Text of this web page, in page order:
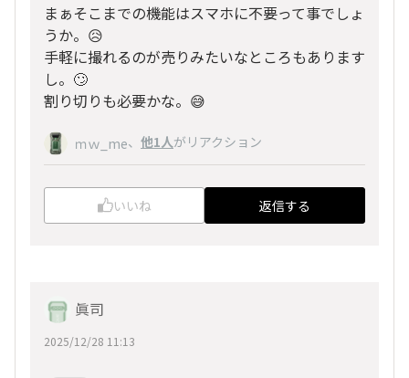
まぁそこまでの機能はスマホに不要って事でしょ
うか。😥
手軽に撮れるのが売りみたいなところもあります
し。🙄
割り切りも必要かな。😅
ｍｗ_me、 他1人がリアクション
いいね 返信する
眞司
2025/12/28 11:13